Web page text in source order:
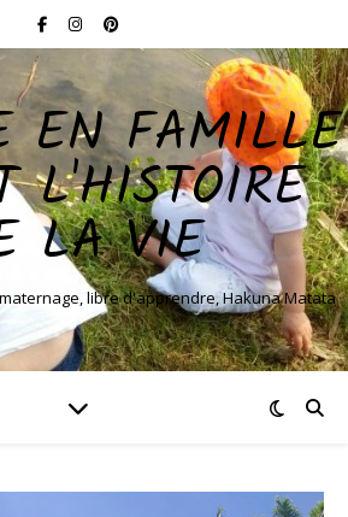
EN FAMILLE
L'HISTOIRE
LA VIE
libre d'apprendre, Hakuna Matata